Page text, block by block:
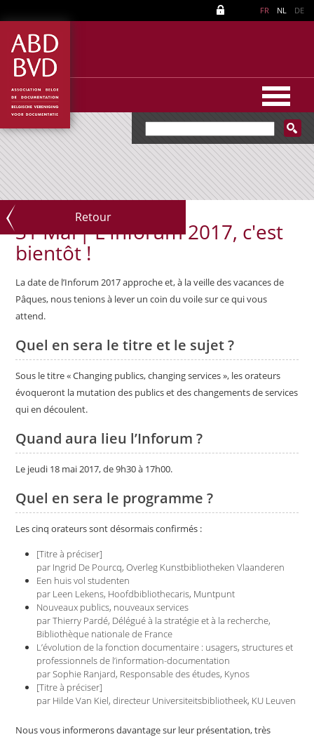
FR NL DE
Retour
31 Mar|L'Inforum 2017, c'est
bientôt !
La date de l’Inforum 2017 approche et, à la veille des vacances de
Pâques, nous tenions à lever un coin du voile sur ce qui vous
attend.
Quel en sera le titre et le sujet ?
Sous le titre « Changing publics, changing services », les orateurs
évoqueront la mutation des publics et des changements de services
qui en découlent.
Quand aura lieu l’Inforum ?
Le jeudi 18 mai 2017, de 9h30 à 17h00.
Quel en sera le programme ?
Les cinq orateurs sont désormais confirmés :
[Titre à préciser]
par Ingrid De Pourcq, Overleg Kunstbibliotheken Vlaanderen
Een huis vol studenten
par Leen Lekens, Hoofdbibliothecaris, Muntpunt
Nouveaux publics, nouveaux services
par Thierry Pardé, Délégué à la stratégie et à la recherche,
Bibliothèque nationale de France
L’évolution de la fonction documentaire : usagers, structures et
professionnels de l’information-documentation
par Sophie Ranjard, Responsable des études, Kynos
[Titre à préciser]
par Hilde Van Kiel, directeur Universiteitsbibliotheek, KU Leuven
Nous vous informerons davantage sur leur présentation, très